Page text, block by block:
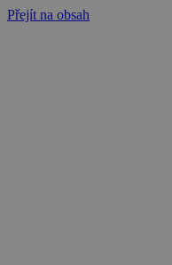
Přejít na obsah